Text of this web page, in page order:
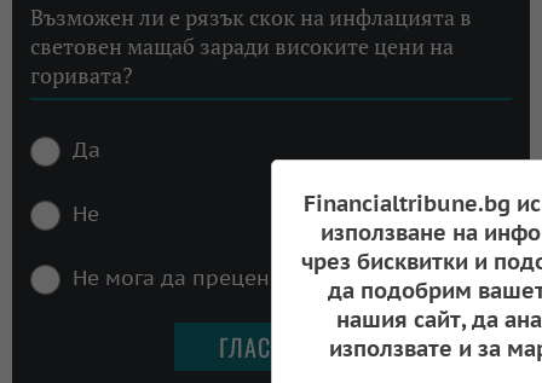
Възможен ли е рязък скок на инфлацията в
световен мащаб заради високите цени на
горивата?
Да
Не
Не мога да преценя
Financialtribune.bg
използване на
чрез бисквитки и
да подобрим
нашия сайт, да
използвате и за